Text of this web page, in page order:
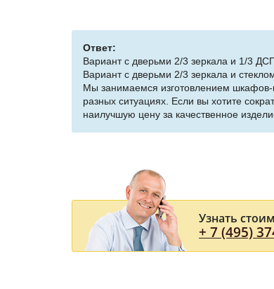
Ответ:
Вариант с дверьми 2/3 зеркала и 1/3
Вариант с дверьми 2/3 зеркала и
Мы занимаемся изготовлением шкафов-
разных ситуациях. Если вы хотите
наилучшую цену за качественное
Узнать
+ 7 (495)